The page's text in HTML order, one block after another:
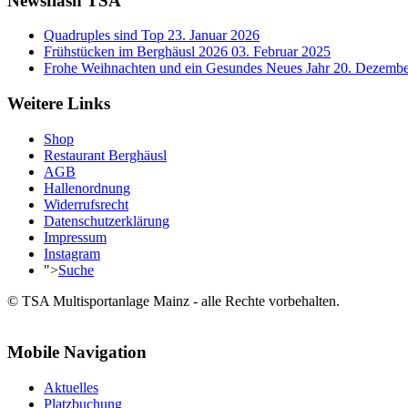
Quadruples sind Top 23. Januar 2026
Frühstücken im Berghäusl 2026 03. Februar 2025
Frohe Weihnachten und ein Gesundes Neues Jahr 20.
Weitere Links
Shop
Restaurant Berghäusl
AGB
Hallenordnung
Widerrufsrecht
Datenschutzerklärung
Impressum
Instagram
">Suche
© TSA Multisportanlage Mainz - alle Rechte vorbehalten.
Mobile Navigation
Aktuelles
Platzbuchung